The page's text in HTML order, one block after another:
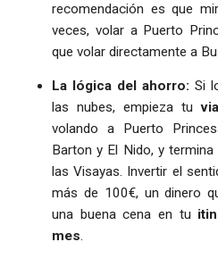
recomendación es que
veces, volar a Puerto
que volar directamente a
La lógica del ahorro: Si
las nubes, empieza tu
volando a Puerto
Barton y El Nido, y
las Visayas. Invertir el
más de 100€, un dinero
una buena cena en tu
mes